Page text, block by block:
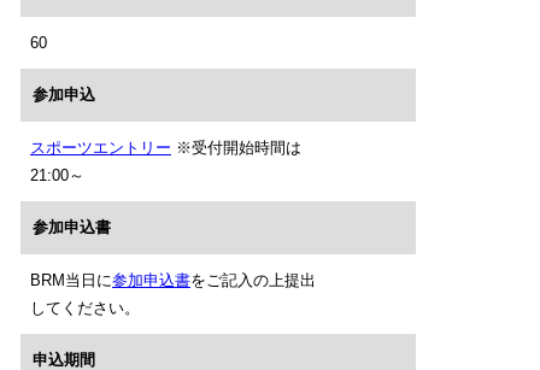
60
参加申込
スポーツエントリー ※受付開始時間は
21:00～
参加申込書
BRM当日に参加申込書をご記入の上提出
してください。
申込期間